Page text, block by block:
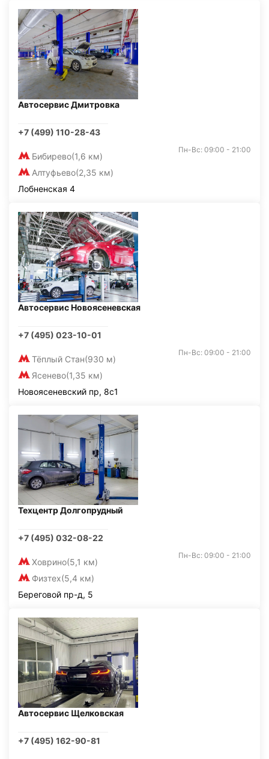
Автосервис Дмитровка
+7 (499) 110-28-43
Бибирево(1,6 км)
Алтуфьево(2,35 км)
Пн-Вс: 09:00 - 21:00
Лобненская 4
Автосервис Новоясеневская
+7 (495) 023-10-01
Тёплый Стан(930 м)
Ясенево(1,35 км)
Пн-Вс: 09:00 - 21:00
Новоясеневский пр, 8с1
Техцентр Долгопрудный
+7 (495) 032-08-22
Ховрино(5,1 км)
Физтех(5,4 км)
Пн-Вс: 09:00 - 21:00
Береговой пр-д, 5
Автосервис Щелковская
+7 (495) 162-90-81